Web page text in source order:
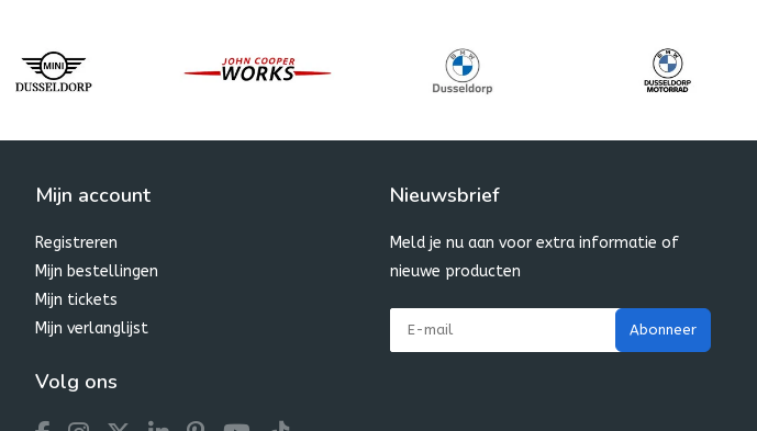
Mijn account
Registreren
Mijn bestellingen
Mijn tickets
Mijn verlanglijst
Volg ons
Nieuwsbrief
Meld je nu aan voor extra informatie of
nieuwe producten
Abonneer